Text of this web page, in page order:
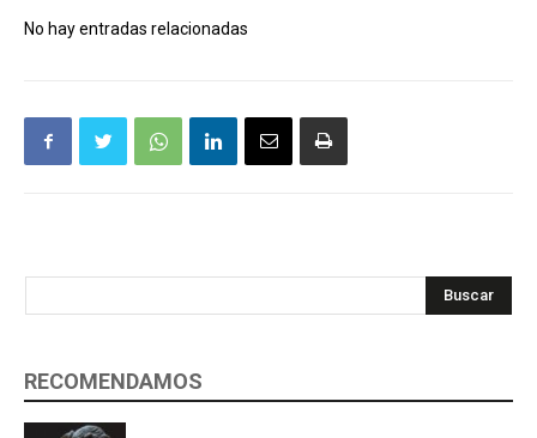
No hay entradas relacionadas
Buscar
RECOMENDAMOS